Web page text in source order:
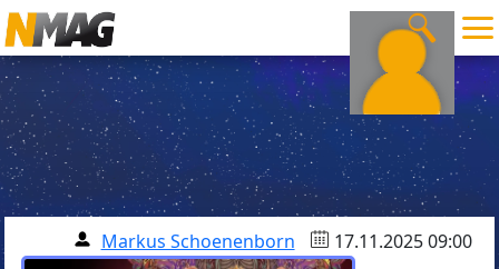
Markus Schoenenborn 17.11.2025 09:00